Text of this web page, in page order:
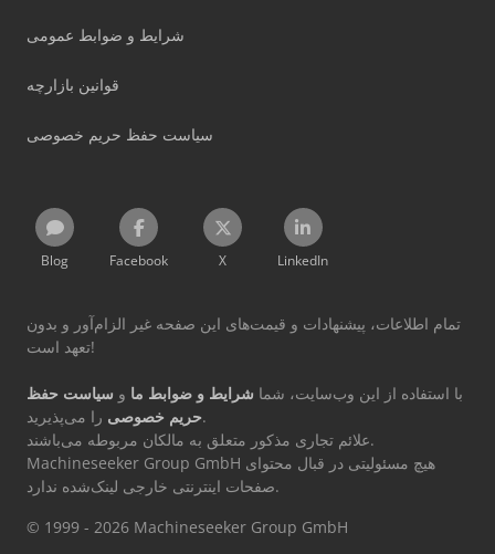
شرایط و ضوابط عمومی
قوانین بازارچه
سیاست حفظ حریم خصوصی
Blog Facebook X LinkedIn
تمام اطلاعات، پیشنهادات و قیمت‌های این صفحه غیر الزام‌آور و بدون
تعهد است!
با استفاده از این وب‌سایت، شما شرایط و ضوابط ما و سیاست حفظ
حریم خصوصیرا می‌پذیرید.
علائم تجاری مذکور متعلق به مالکان مربوطه می‌باشند.
Machineseeker Group GmbH هیچ مسئولیتی در قبال محتوای
صفحات اینترنتی خارجی لینک‌شده ندارد.
© 1999 - 2026 Machineseeker Group GmbH